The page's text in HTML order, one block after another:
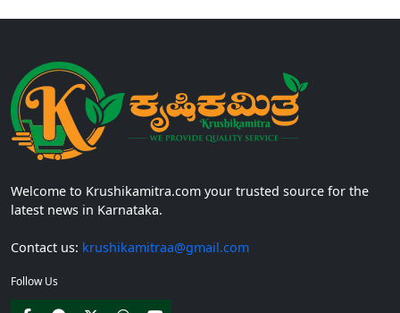
Welcome to Krushikamitra.com your trusted source for the
latest news in Karnataka.
Contact us: krushikamitraa@gmail.com
Follow Us